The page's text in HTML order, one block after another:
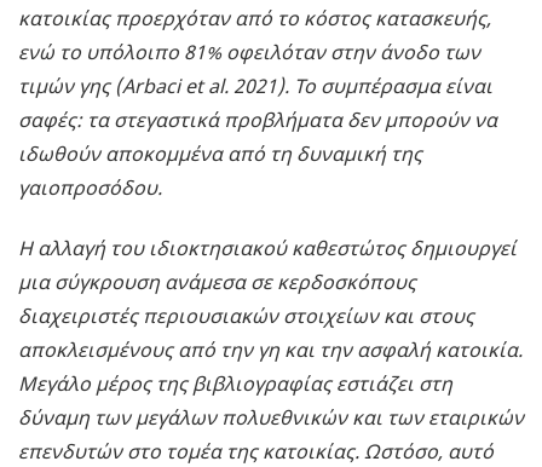
κατοικίας προερχόταν από το κόστος κατασκευής,
ενώ το υπόλοιπο 81% οφειλόταν στην άνοδο των
τιμών γης (Arbaci et al. 2021). Το συμπέρασμα είναι
σαφές: τα στεγαστικά προβλήματα δεν μπορούν να
ιδωθούν αποκομμένα από τη δυναμική της
γαιοπροσόδου.
Η αλλαγή του ιδιοκτησιακού καθεστώτος δημιουργεί
μια σύγκρουση ανάμεσα σε κερδοσκόπους
διαχειριστές περιουσιακών στοιχείων και στους
αποκλεισμένους από την γη και την ασφαλή κατοικία.
Μεγάλο μέρος της βιβλιογραφίας εστιάζει στη
δύναμη των μεγάλων πολυεθνικών και των εταιρικών
επενδυτών στο τομέα της κατοικίας. Ωστόσο, αυτό